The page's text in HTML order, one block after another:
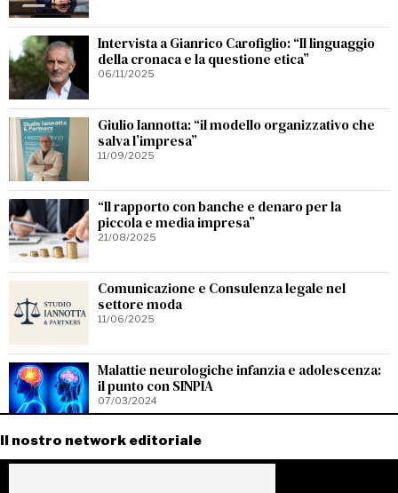
Intervista a Gianrico Carofiglio: “Il linguaggio
della cronaca e la questione etica”
06/11/2025
Giulio Iannotta: “il modello organizzativo che
salva l’impresa”
11/09/2025
“Il rapporto con banche e denaro per la
piccola e media impresa”
21/08/2025
Comunicazione e Consulenza legale nel
settore moda
11/06/2025
Malattie neurologiche infanzia e adolescenza:
il punto con SINPIA
07/03/2024
Il nostro network editoriale